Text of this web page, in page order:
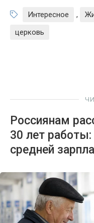
Интересное ,
церковь
Россиянам
30 лет
средней